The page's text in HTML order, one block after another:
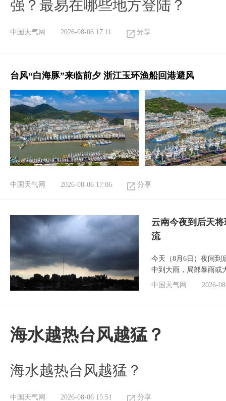
强？最易在哪些地方登陆？
中国天气网 2026-08-06 17:11 分享
台风“白海豚”来临前夕 浙江玉环渔船回港避风
中国天气网 2026-08-06 17:06 分享
云南今夜到后天
流
今天（8月6日）夜间到
中到大雨，局部暴雨或
中国天气网
2026-
海水越热台风越猛？
海水越热台风越猛？
中国天气网 2026-08-06 15:51 分享